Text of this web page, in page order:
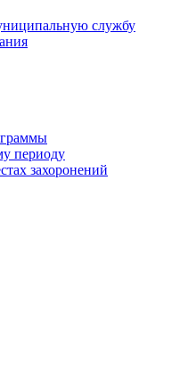
службу
периоду
захоронений